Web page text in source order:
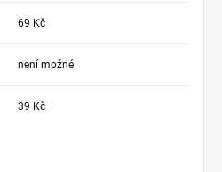
69 Kč
není možné
39 Kč